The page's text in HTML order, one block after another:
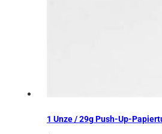
1 Unze / 29g Push-Up-